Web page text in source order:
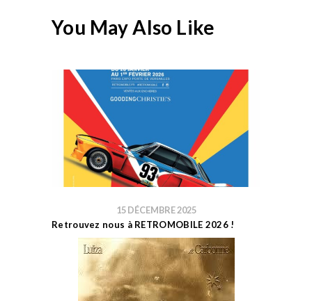
You May Also Like
15 DÉCEMBRE 2025
Retrouvez nous à RETROMOBILE 2026 !